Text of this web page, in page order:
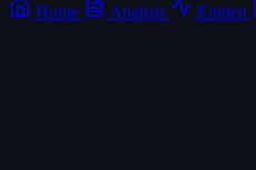
Home Analisis Emiten